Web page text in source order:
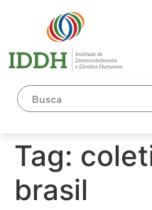
Tag:
brasil